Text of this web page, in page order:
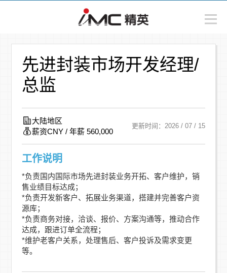
先进封装市场开发经理/
总监
大陆地区
薪资CNY / 年薪 560,000
更新时间：2026 / 07 / 15
工作说明
*负责国内国际市场先进封装业务开拓、客户维护，销
售业绩目标达成；
*负责开发新客户、拓展业务渠道，搭建并完善客户资
源库；
*负责商务对接，洽谈、报价、方案沟通等，推动合作
达成，跟进订单全流程；
*维护老客户关系，处理售后、客户投诉及需求变更
等。